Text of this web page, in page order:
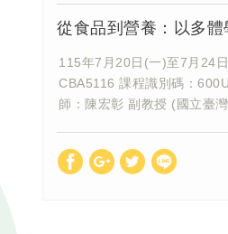
從食品到營養：以多
115年7月20日(一)至7月24
CBA5116 課程識別碼：
師：陳宏彰 副教授 (國立臺